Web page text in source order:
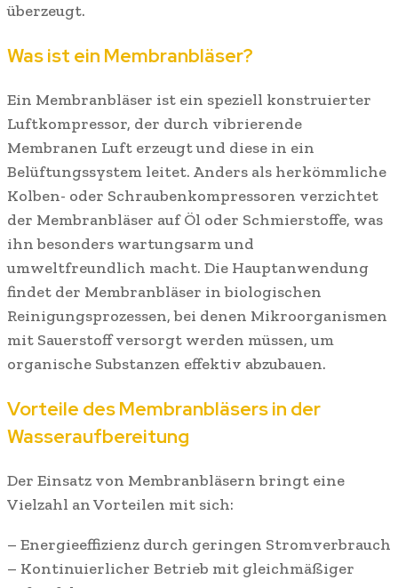
überzeugt.
Was ist ein Membranbläser?
Ein Membranbläser ist ein speziell konstruierter
Luftkompressor, der durch vibrierende
Membranen Luft erzeugt und diese in ein
Belüftungssystem leitet. Anders als herkömmliche
Kolben- oder Schraubenkompressoren verzichtet
der Membranbläser auf Öl oder Schmierstoffe, was
ihn besonders wartungsarm und
umweltfreundlich macht. Die Hauptanwendung
findet der Membranbläser in biologischen
Reinigungsprozessen, bei denen Mikroorganismen
mit Sauerstoff versorgt werden müssen, um
organische Substanzen effektiv abzubauen.
Vorteile des Membranbläsers in der
Wasseraufbereitung
Der Einsatz von Membranbläsern bringt eine
Vielzahl an Vorteilen mit sich:
– Energieeffizienz durch geringen Stromverbrauch
– Kontinuierlicher Betrieb mit gleichmäßiger